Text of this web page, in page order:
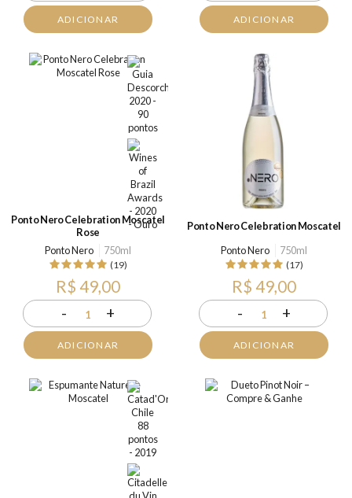
ADICIONAR ADICIONAR
Ponto Nero Celebration Moscatel
Rose
Ponto Nero
750ml
(19)
R$ 49,00
- 1 +
ADICIONAR
Ponto Nero Celebration Moscatel
Ponto Nero
750ml
(17)
R$ 49,00
- 1 +
ADICIONAR